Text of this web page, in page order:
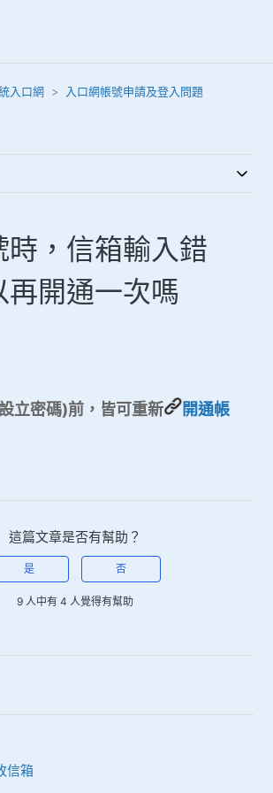
入口網 入口網帳號申請及登入問題
時，信箱輸入錯
再開通一次嗎
立密碼)前，皆可重新
開通帳
這篇文章是否有幫助？
是 否
9 人中有 4 人覺得有幫助
信箱